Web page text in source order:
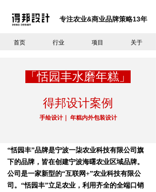
首页 行业 项目 关于
专注农业&商业品牌策略13年
「恬园丰水磨年糕」
得邦设计案例
手绘设计｜ 年糕内外包装设计
“恬园丰”品牌是宁波一柒农业科技有限公司旗
下的品牌，皆在创建宁波海曙农业区域品牌。
公司是一家新型的“互联网+”农业科技有限公
司。“恬园丰”立足农业，利用齐全的全端口销